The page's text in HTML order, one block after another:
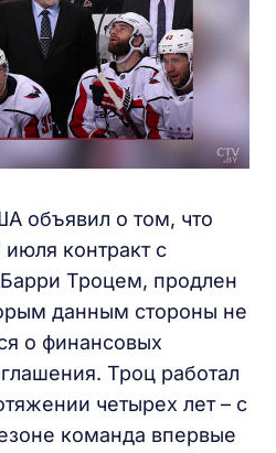
объявил о том, что
контракт с
Троцем, продлен
данным стороны не
о финансовых
Троц работал
четырех лет – с
команда впервые